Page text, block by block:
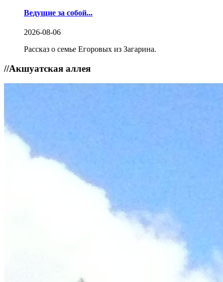
Ведущие за собой...
2026-08-06
Рассказ о семье Егоровых из Загарина.
//Акшуатская аллея